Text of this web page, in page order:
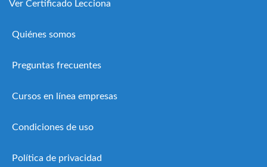
Ver Certificado Lecciona
Quiénes somos
Preguntas frecuentes
Cursos en línea empresas
Condiciones de uso
Política de privacidad